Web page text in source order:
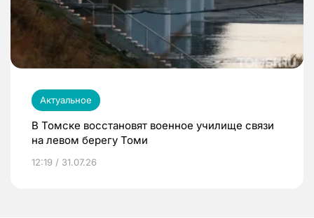
Актуальное
В Томске восстановят военное училище связи
на левом берегу Томи
12:19 / 31.07.26